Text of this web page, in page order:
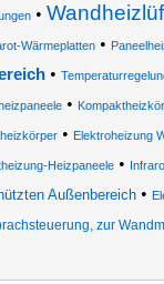
•
Wärmeplatten•
•
•
• Elektroheizung
Heizpaneele•
Außenbereich•
zur